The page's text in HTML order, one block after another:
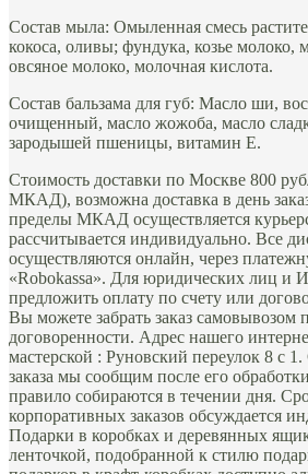
Состав мыла: Омыленная смесь
кокоса, оливы; фундука, козье молоко,
овсяное молоко, молочная кислота.
Состав бальзама для губ: Масло ши,
очищенный, масло жожоба, масло
зародышей пшеницы, витамин Е.
Стоимость доставки по Москве 800
МКАД), возможна доставка в день
пределы МКАД осуществляется
рассчитывается индивидуально. Все
осуществляются онлайн, через
«Robokassa». Для юридических лиц и
предложить оплату по счету или
Вы можете забрать заказ самовывозом
договоренности. Адрес нашего
мастерской : Руновский переулок 8 с
заказа мы сообщим после его
правило собираются в течении дня.
корпоративных заказов обсуждается
Подарки в коробках и деревянных
ленточкой, подобранной к стилю